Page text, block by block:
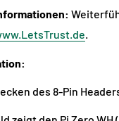
.
des 8-Pin